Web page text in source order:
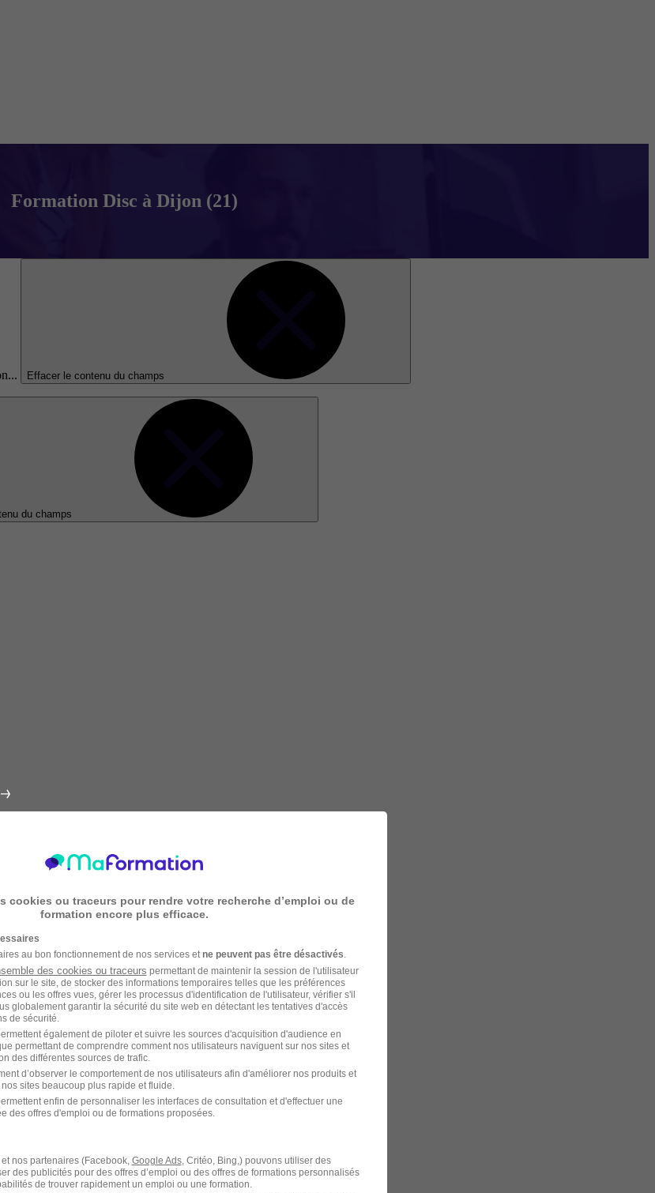
Formation Disc à Dijon (21)
Effacer le contenu du champs
du champs
cookies ou traceurs pour rendre votre recherche d’emploi ou de
formation encore plus efficace.
au bon fonctionnement de nos services et ne peuvent pas être désactivés
des cookies ou traceurs permettant de maintenir la session de l'utilisateur
sur le site, de stocker des informations temporaires telles que les préférences
ou les offres vues, gérer les processus d'identification de l'utilisateur, vérifier s'il
globalement garantir la sécurité du site web en détectant les tentatives d'accès
de sécurité.
également de piloter et suivre les sources d'acquisition d'audience en
permettant de comprendre comment nos utilisateurs naviguent sur nos sites et
des différentes sources de trafic.
d’observer le comportement de nos utilisateurs afin d'améliorer nos produits et
sites beaucoup plus rapide et fluide.
enfin de personnaliser les interfaces de consultation et d'effectuer une
des offres d'emploi ou de formations proposées.
nos partenaires (Facebook, Google Ads, Critéo, Bing,) pouvons utiliser des
des publicités pour des offres d’emploi ou des offres de formations personnalisés
de trouver rapidement un emploi ou une formation.